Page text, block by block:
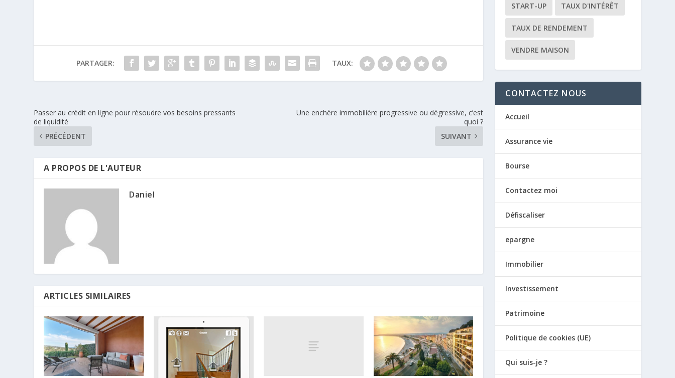
PARTAGER: TAUX:
Passer au crédit en ligne pour résoudre vos besoins pressants
de liquidité
PRÉCÉDENT
Une enchère immobilière progressive ou dégressive, c’est
quoi ?
SUIVANT
A PROPOS DE L'AUTEUR
Daniel
ARTICLES SIMILAIRES
START-UP TAUX D'INTÉRÊT
TAUX DE RENDEMENT
VENDRE MAISON
CONTACTEZ NOUS
Accueil
Assurance vie
Bourse
Contactez moi
Défiscaliser
epargne
Immobilier
Investissement
Patrimoine
Politique de cookies (UE)
Qui suis-je ?